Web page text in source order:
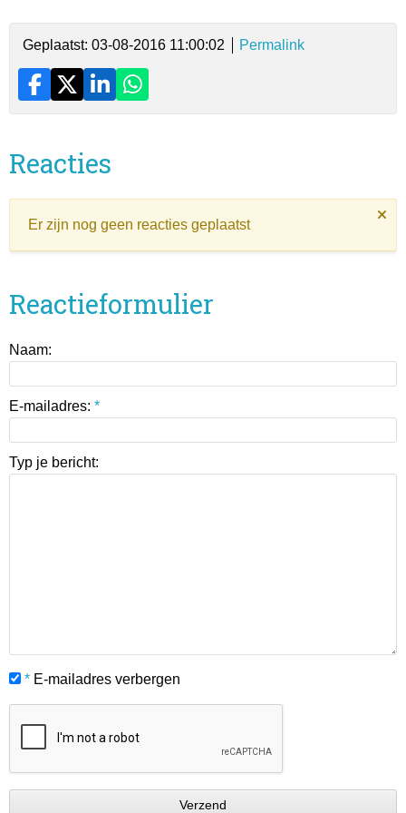
Geplaatst: 03-08-2016 11:00:02 Permalink
Reacties
Er zijn nog geen reacties geplaatst
Reactieformulier
Naam:
E-mailadres: *
Typ je bericht:
* E-mailadres verbergen